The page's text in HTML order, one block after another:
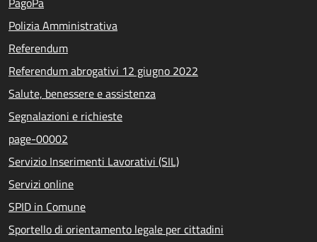
Polizia Amministrativa
Referendum
Referendum abrogativi 12 giugno 2022
Salute, benessere e assistenza
Segnalazioni e richieste
page-00002
Servizio Inserimenti Lavorativi (SIL)
Servizi online
SPID in Comune
Sportello di orientamento legale per cittadini